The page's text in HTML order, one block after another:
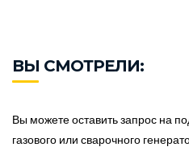
ВЫ СМОТРЕЛИ:
Вы можете оставить запрос на
газового или сварочного